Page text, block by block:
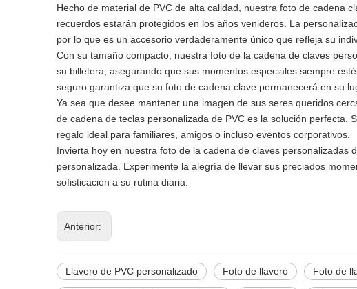
Hecho de material de PVC de alta calidad, nuestra foto de cadena
recuerdos estarán protegidos en los años venideros. La
por lo que es un accesorio verdaderamente único que refleja su
Con su tamaño compacto, nuestra foto de la cadena de claves
su billetera, asegurando que sus momentos especiales siempre
seguro garantiza que su foto de cadena clave permanecerá en su
Ya sea que desee mantener una imagen de sus seres queridos
de cadena de teclas personalizada de PVC es la solución perfecta.
regalo ideal para familiares, amigos o incluso eventos corporativos.
Invierta hoy en nuestra foto de la cadena de claves
personalizada. Experimente la alegría de llevar sus preciados
sofisticación a su rutina diaria.
Anterior:
Llavero de PVC personalizado Foto de llavero Foto de